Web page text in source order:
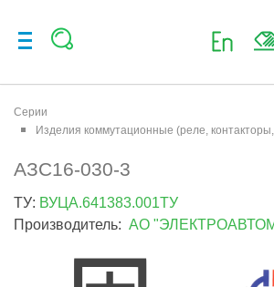
Серии
Изделия коммутационные (реле,
АЗС16-030-3
ТУ: ВУЦА.641383.001ТУ
Производитель: АО